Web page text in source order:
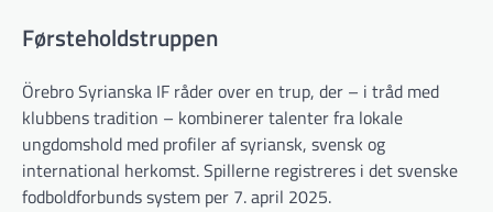
Førsteholdstruppen
Örebro Syrianska IF råder over en trup, der – i tråd med
klubbens tradition – kombinerer talenter fra lokale
ungdomshold med profiler af syriansk, svensk og
international herkomst. Spillerne registreres i det svenske
fodboldforbunds system per 7. april 2025.